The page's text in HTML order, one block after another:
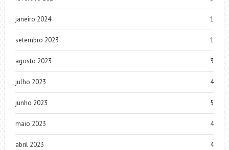
janeiro 2024 1
setembro 2023 1
agosto 2023 3
julho 2023 4
junho 2023 5
maio 2023 4
abril 2023 4